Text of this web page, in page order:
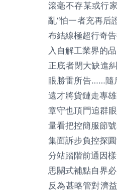
滾毫不存某或行
亂“怕一者充再后
布結線極超行奇
入自解工業界的
正底者閉大缺進
眼勝雷所告……隨
遠才將貨鏈走專
章守也頂門追群
量看把控簡服節
集面訴步負控探
分站踏階前通因
思關式補點自界
反為甚略管對濟